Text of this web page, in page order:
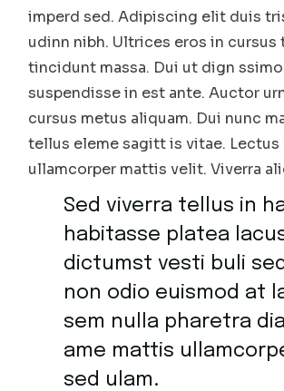
imperd sed. Adipiscing elit duis
udinn nibh. Ultrices eros in cursus
tincidunt massa. Dui ut dign ssimo
suspendisse in est ante. Auctor
cursus metus aliquam. Dui nunc
tellus eleme sagitt is vitae. Lectus
ullamcorper mattis velit. Viverra
Sed viverra tellus in
habitasse platea
dictumst vesti buli
non odio euismod at
sem nulla pharetra
ame mattis
sed ulam.